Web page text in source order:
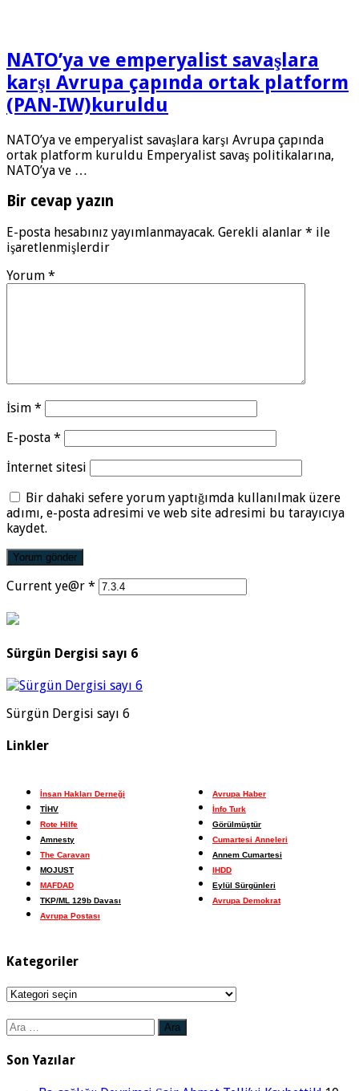
NATO’ya ve emperyalist savaşlara
karşı Avrupa çapında ortak platform
(PAN-IW)kuruldu
NATO’ya ve emperyalist savaşlara karşı Avrupa çapında
ortak platform kuruldu Emperyalist savaş politikalarına,
NATO’ya ve …
Bir cevap yazın
E-posta hesabınız yayımlanmayacak. Gerekli alanlar * ile
işaretlenmişlerdir
Yorum *
İsim *
E-posta *
İnternet sitesi
Bir dahaki sefere yorum yaptığımda kullanılmak üzere
adımı, e-posta adresimi ve web site adresimi bu tarayıcıya
kaydet.
Current ye@r *
Sürgün Dergisi sayı 6
Sürgün Dergisi sayı 6
Linkler
İnsan Hakları Derneği
TİHV
Rote Hilfe
Amnesty
The Caravan
MOJUST
MAFDAD
TKP/ML 129b Davası
Avrupa Postası
Avrupa Haber
İnfo Turk
Görülmüştür
Cumartesi Anneleri
Annem Cumartesi
IHDD
Eylül Sürgünleri
Avrupa Demokrat
Kategoriler
Kategoriler
Arama:
Son Yazılar